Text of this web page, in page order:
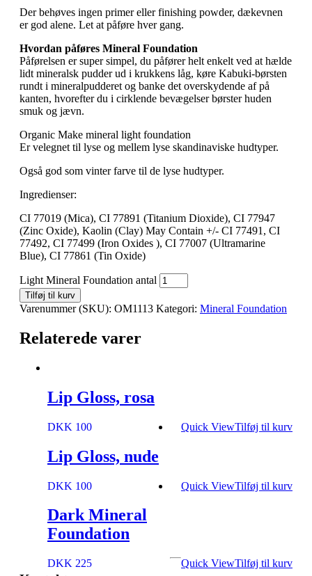
Der behøves ingen primer eller finishing powder, dækevnen
er god alene. Let at påføre hver gang.
Hvordan påføres Mineral Foundation
Påførelsen er super simpel, du påfører helt enkelt ved at hælde
lidt mineralsk pudder ud i krukkens låg, køre Kabuki-børsten
rundt i mineralpudderet og banke det overskydende af på
kanten, hvorefter du i cirklende bevægelser børster huden
smuk og jævn.
Organic Make mineral light foundation
Er velegnet til lyse og mellem lyse skandinaviske hudtyper.
Også god som vinter farve til de lyse hudtyper.
Ingredienser:
CI 77019 (Mica), CI 77891 (Titanium Dioxide), CI 77947
(Zinc Oxide), Kaolin (Clay) May Contain +/- CI 77491, CI
77492, CI 77499 (Iron Oxides ), CI 77007 (Ultramarine
Blue), CI 77861 (Tin Oxide)
Light Mineral Foundation antal
Tilføj til kurv
Varenummer (SKU): OM1113 Kategori: Mineral Foundation
Relaterede varer
Lip Gloss, rosa
DKK 100 Tilføj til kurv
Quick View
Lip Gloss, nude
DKK 100 Tilføj til kurv
Quick View
Dark Mineral
Foundation
DKK 225 Tilføj til kurv
Quick View